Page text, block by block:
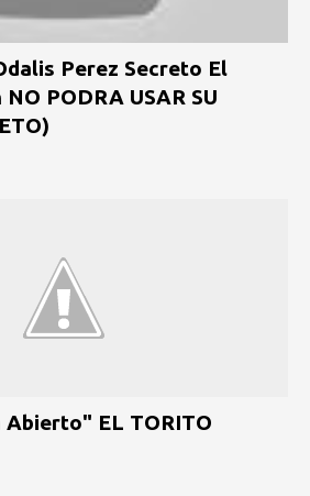
Perez Secreto El
PODRA USAR SU
Abierto" EL TORITO